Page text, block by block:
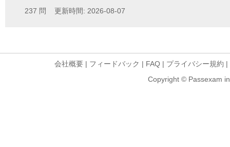
237 問 更新時間: 2026-08-07
会社概要 | フィードバック | FAQ | プライバシー規約 |
Copyright © Passexam